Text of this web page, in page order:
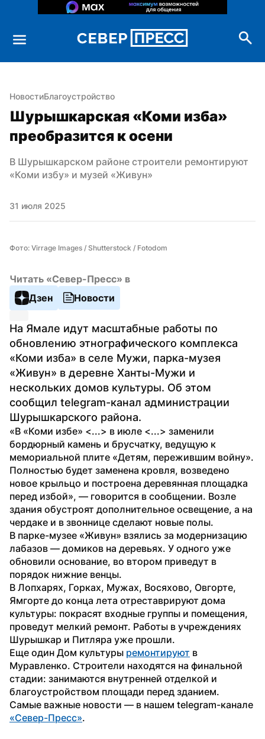
НовостиБлагоустройство
Шурышкарская «Коми изба»
преобразится к осени
В Шурышкарском районе строители ремонтируют
«Коми избу» и музей «Живун»
31 июля 2025
Фото: Virrage Images / Shutterstock / Fotodom
Читать «Север-Пресс» в
Дзен
Новости
На Ямале идут масштабные работы по
обновлению этнографического комплекса
«‎Коми изба» в селе Мужи, парка-музея
«‎Живун» в деревне Ханты-Мужи и
нескольких домов культуры. Об этом
сообщил telegram-канал администрации
Шурышкарского района.
«В «Коми избе» <...> в июле <...> заменили
бордюрный камень и брусчатку, ведущую к
мемориальной плите «Детям, пережившим войну».
Полностью будет заменена кровля, возведено
новое крыльцо и построена деревянная площадка
перед избой», — говорится в сообщении. Возле
здания обустроят дополнительное освещение, а на
чердаке и в звоннице сделают новые полы.
В парке-музее «Живун» взялись за модернизацию
лабазов — домиков на деревьях. У одного уже
обновили основание, во втором приведут в
порядок нижние венцы.
В Лопхарях, Горках, Мужах, Восяхово, Овгорте,
Ямгорте до конца лета отреставрируют дома
культуры: покрасят входные группы и помещения,
проведут мелкий ремонт. Работы в учреждениях
Шурышкар и Питляра уже прошли.
Еще один Дом культуры ремонтируют в
Муравленко. Строители находятся на финальной
стадии: занимаются внутренней отделкой и
благоустройством площади перед зданием.
«Север-Пресс».